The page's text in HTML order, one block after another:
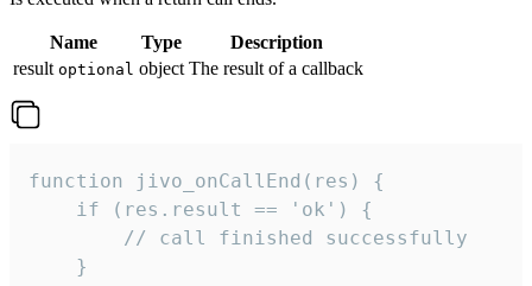
Name Type
Description
result optional object The result of a callback
function jivo_onCallEnd(res) {
    if (res.result == 'ok') {
        // call finished successfully
    }